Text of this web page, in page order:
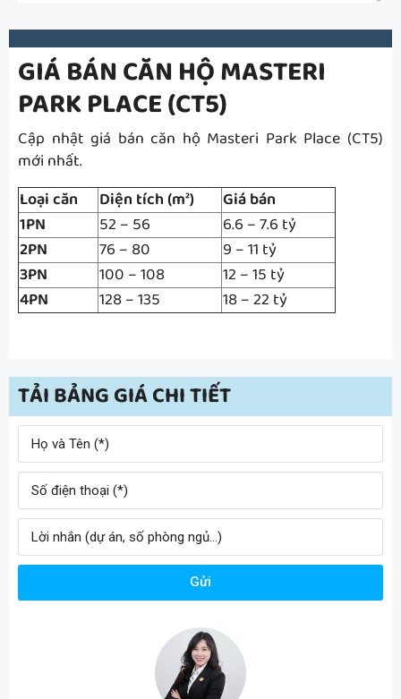
GIÁ BÁN CĂN HỘ MASTERI
PARK PLACE (CT5)
Cập nhật giá bán căn hộ Masteri Park Place (CT5)
mới nhất.
Loại căn
Diện tích (m²)
Giá bán
1PN
52 – 56
6.6 – 7.6 tỷ
2PN
76 – 80
9 – 11 tỷ
3PN
100 – 108
12 – 15 tỷ
4PN
128 – 135 18 – 22 tỷ
TẢI BẢNG GIÁ CHI TIẾT
Gửi